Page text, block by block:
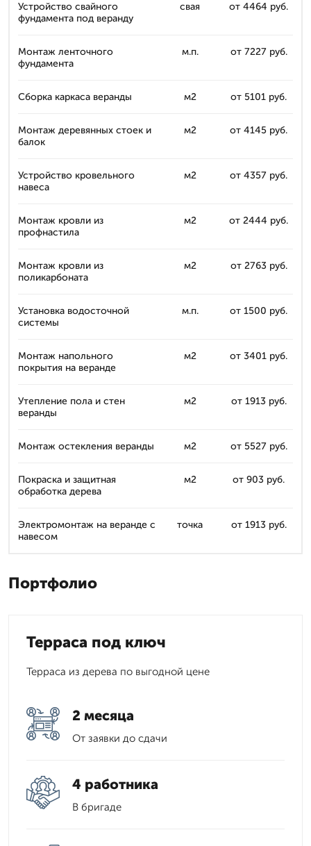
Устройство свайного
фундамента под веранду
свая от 4464 руб.
Монтаж ленточного
фундамента
м.п. от 7227 руб.
Сборка каркаса веранды м2 от 5101 руб.
Монтаж деревянных стоек и
балок
м2 от 4145 руб.
Устройство кровельного
навеса
м2 от 4357 руб.
Монтаж кровли из
профнастила
м2 от 2444 руб.
Монтаж кровли из
поликарбоната
м2 от 2763 руб.
Установка водосточной
системы
м.п. от 1500 руб.
Монтаж напольного
покрытия на веранде
м2 от 3401 руб.
Утепление пола и стен
веранды
м2 от 1913 руб.
Монтаж остекления веранды м2 от 5527 руб.
Покраска и защитная
обработка дерева
м2 от 903 руб.
Электромонтаж на веранде с
навесом
точка от 1913 руб.
Портфолио
Терраса под ключ
Терраса из дерева по выгодной цене
2 месяца
От заявки до сдачи
4 работника
В бригаде